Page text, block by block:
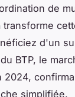
de
transforme
d'un
BTP, le
2024,
simplifiée.